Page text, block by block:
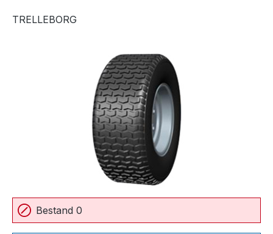
TRELLEBORG
Bildergalerie überspringen
Bestand 0